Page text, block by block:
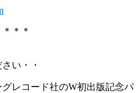
＊＊
い・・
レコード社のW初出版記念パ